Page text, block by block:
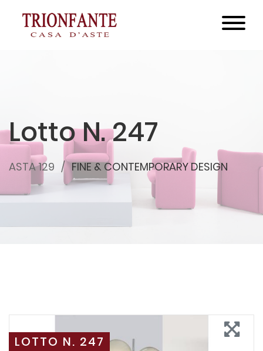
Lotto N. 247
ASTA 129 FINE & CONTEMPORARY DESIGN
LOTTO N. 247